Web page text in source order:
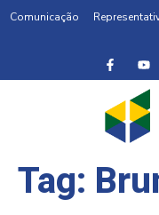
Comunicação
Tag: